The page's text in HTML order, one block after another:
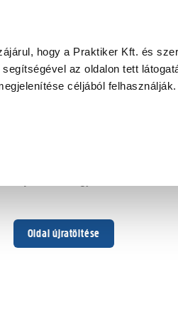
hogy a Praktiker Kft. és
az oldalon tett
céljából
Oldal újratöltése